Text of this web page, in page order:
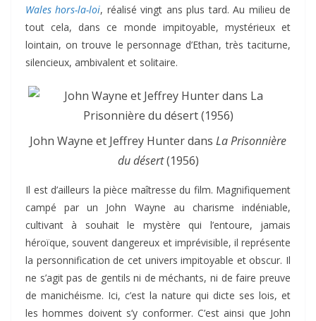
Wales hors-la-loi, réalisé vingt ans plus tard. Au milieu de
tout cela, dans ce monde impitoyable, mystérieux et
lointain, on trouve le personnage d’Ethan, très taciturne,
silencieux, ambivalent et solitaire.
John Wayne et Jeffrey Hunter dans La Prisonnière
du désert(1956)
Il est d’ailleurs la pièce maîtresse du film. Magnifiquement
campé par un John Wayne au charisme indéniable,
cultivant à souhait le mystère qui l’entoure, jamais
héroïque, souvent dangereux et imprévisible, il représente
la personnification de cet univers impitoyable et obscur. Il
ne s’agit pas de gentils ni de méchants, ni de faire preuve
de manichéisme. Ici, c’est la nature qui dicte ses lois, et
les hommes doivent s’y conformer. C’est ainsi que John